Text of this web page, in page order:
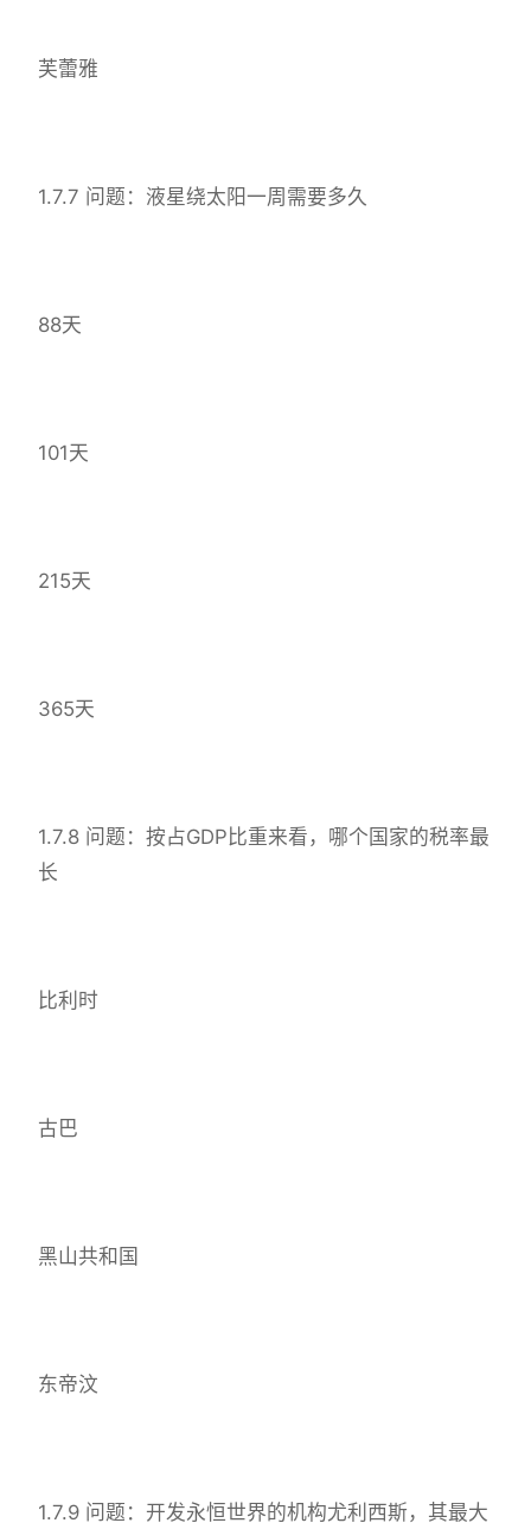
芙蕾雅
1.7.7 问题：液星绕太阳一周需要多久
88天
101天
215天
365天
1.7.8 问题：按占GDP比重来看，哪个国家的税率最
长
比利时
古巴
黑山共和国
东帝汶
1.7.9 问题：开发永恒世界的机构尤利西斯，其最大